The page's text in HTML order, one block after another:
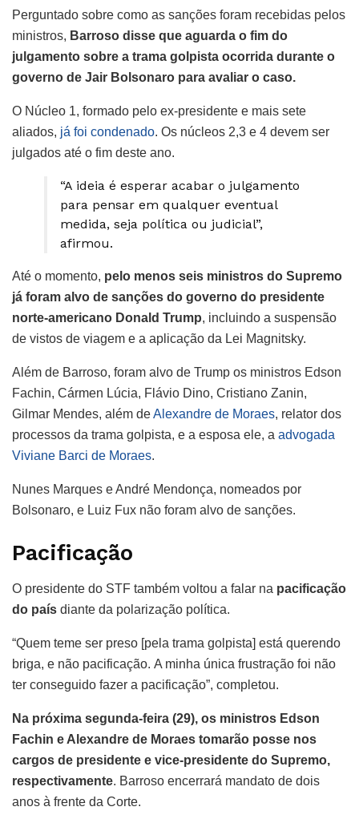
Perguntado sobre como as sanções foram recebidas pelos
ministros, Barroso disse que aguarda o fim do
julgamento sobre a trama golpista ocorrida durante o
governo de Jair Bolsonaro para avaliar o caso.
O Núcleo 1, formado pelo ex-presidente e mais sete
aliados, já foi condenado. Os núcleos 2,3 e 4 devem ser
julgados até o fim deste ano.
“A ideia é esperar acabar o julgamento
para pensar em qualquer eventual
medida, seja política ou judicial”,
afirmou.
Até o momento, pelo menos seis ministros do Supremo
já foram alvo de sanções do governo do presidente
norte-americano Donald Trump, incluindo a suspensão
de vistos de viagem e a aplicação da Lei Magnitsky.
Além de Barroso, foram alvo de Trump os ministros Edson
Fachin, Cármen Lúcia, Flávio Dino, Cristiano Zanin,
Gilmar Mendes, além deAlexandre de Moraes, relator dos
processos da trama golpista, e a esposa ele, a advogada
Viviane Barci de Moraes.
Nunes Marques e André Mendonça, nomeados por
Bolsonaro, e Luiz Fux não foram alvo de sanções.
Pacificação
O presidente do STF também voltou a falar na pacificação
do país diante da polarização política.
“Quem teme ser preso [pela trama golpista] está querendo
briga, e não pacificação. A minha única frustração foi não
ter conseguido fazer a pacificação”, completou.
Na próxima segunda-feira (29), os ministros Edson
Fachin e Alexandre de Moraes tomarão posse nos
cargos de presidente e vice-presidente do Supremo,
respectivamente. Barroso encerrará mandato de dois
anos à frente da Corte.